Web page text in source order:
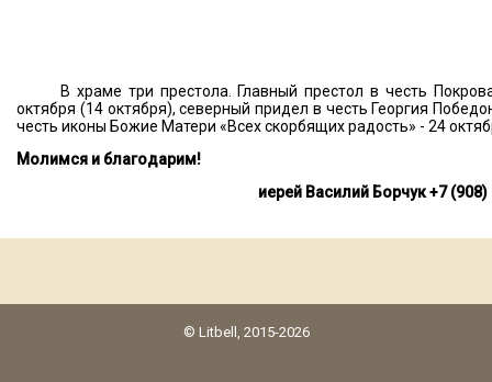
В храме три престола. Главный престол в честь
октября (14 октября), северный придел в честь Георгия
честь иконы Божие Матери «Всех скорбящих радость» - 24
Молимся и благодарим!
иерей Василий Борчук +7
© Litbell, 2015-2026